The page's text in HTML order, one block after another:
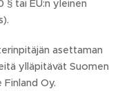
tai EU:n yleinen
asettaman
ylläpitävät Suomen
Oy.